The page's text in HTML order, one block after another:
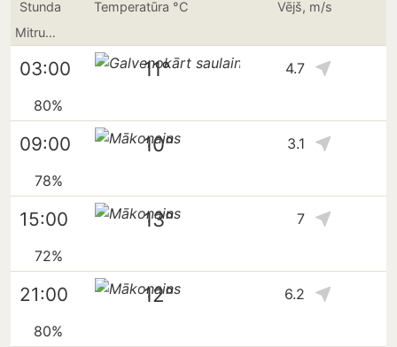
Stunda Temperatūra °C
Vējš, m/s
Mitrums
03:00 11° 4.7
80%
09:00 10° 3.1
78%
15:00 13° 7
72%
21:00 12° 6.2
80%